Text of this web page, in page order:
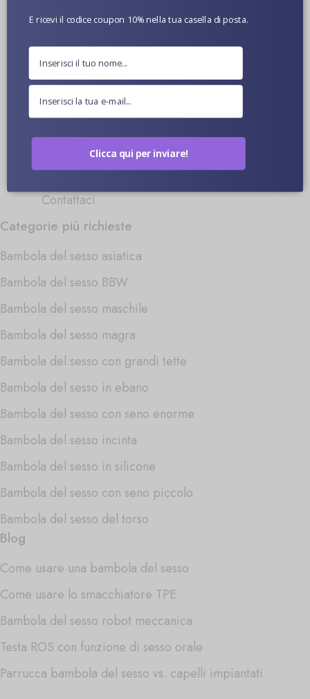
Chi siamo
Domande frequenti
Pagamento
Spedizione
Politica di rimborso e restituzione
Immagini di bambole del sesso
Video di bambole del sesso
Contattaci
Categorie più richieste
Bambola del sesso asiatica
Bambola del sesso BBW
Bambola del sesso maschile
Bambola del sesso magra
Bambola del sesso con grandi tette
Bambola del sesso in ebano
Bambola del sesso con seno enorme
Bambola del sesso incinta
Bambola del sesso in silicone
Bambola del sesso con seno piccolo
Bambola del sesso del torso
Blog
Come usare una bambola del sesso
Come usare lo smacchiatore TPE
Bambola del sesso robot meccanica
Testa ROS con funzione di sesso orale
Parrucca bambola del sesso vs. capelli impiantati
E ricevi il codice coupon 10% nella tua casella di posta.
Clicca qui per inviare!